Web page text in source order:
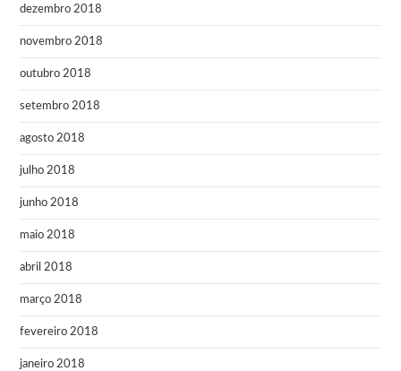
dezembro 2018
novembro 2018
outubro 2018
setembro 2018
agosto 2018
julho 2018
junho 2018
maio 2018
abril 2018
março 2018
fevereiro 2018
janeiro 2018